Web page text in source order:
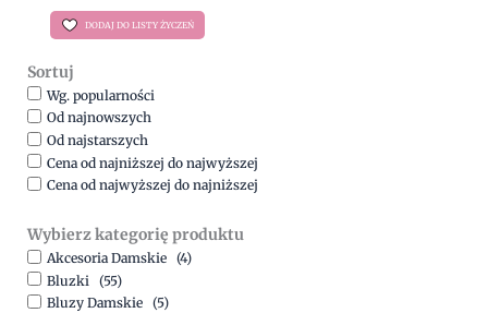
DODAJ DO LISTY ŻYCZEŃ
Sortuj
Wg. popularności
Od najnowszych
Od najstarszych
Cena od najniższej do najwyższej
Cena od najwyższej do najniższej
Wybierz kategorię produktu
Akcesoria Damskie (4)
Bluzki
(55)
Bluzy Damskie (5)